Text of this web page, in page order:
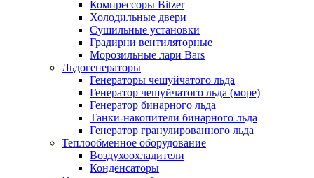
Компрессоры Bitzer
Холодильные двери
Сушильные установки
Градирни вентиляторные
Морозильные лари Bars
Льдогенераторы
Генераторы чешуйчатого льда
Генератор чешуйчатого льда (море)
Генератор бинарного льда
Танки-накопители бинарного льда
Генератор гранулированного льда
Теплообменное оборудование
Воздухоохладители
Конденсаторы